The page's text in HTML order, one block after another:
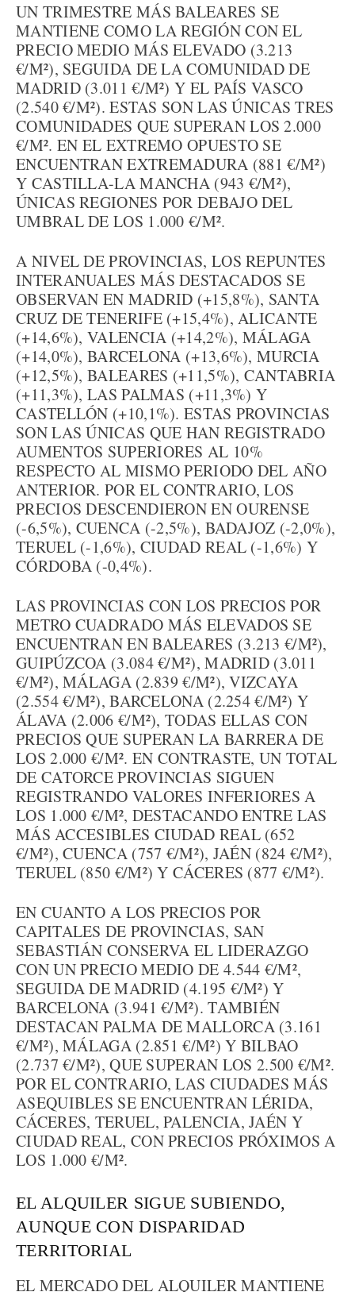
UN TRIMESTRE MÁS BALEARES SE
MANTIENE COMO LA REGIÓN CON EL
PRECIO MEDIO MÁS ELEVADO (3.213
€/M²), SEGUIDA DE LA COMUNIDAD DE
MADRID (3.011 €/M²) Y EL PAÍS VASCO
(2.540 €/M²). ESTAS SON LAS ÚNICAS TRES
COMUNIDADES QUE SUPERAN LOS 2.000
€/M². EN EL EXTREMO OPUESTO SE
ENCUENTRAN EXTREMADURA (881 €/M²)
Y CASTILLA-LA MANCHA (943 €/M²),
ÚNICAS REGIONES POR DEBAJO DEL
UMBRAL DE LOS 1.000 €/M².
A NIVEL DE PROVINCIAS, LOS REPUNTES
INTERANUALES MÁS DESTACADOS SE
OBSERVAN EN MADRID (+15,8%), SANTA
CRUZ DE TENERIFE (+15,4%), ALICANTE
(+14,6%), VALENCIA (+14,2%), MÁLAGA
(+14,0%), BARCELONA (+13,6%), MURCIA
(+12,5%), BALEARES (+11,5%), CANTABRIA
(+11,3%), LAS PALMAS (+11,3%) Y
CASTELLÓN (+10,1%). ESTAS PROVINCIAS
SON LAS ÚNICAS QUE HAN REGISTRADO
AUMENTOS SUPERIORES AL 10%
RESPECTO AL MISMO PERIODO DEL AÑO
ANTERIOR. POR EL CONTRARIO, LOS
PRECIOS DESCENDIERON EN OURENSE
(-6,5%), CUENCA (-2,5%), BADAJOZ (-2,0%),
TERUEL (-1,6%), CIUDAD REAL (-1,6%) Y
CÓRDOBA (-0,4%).
LAS PROVINCIAS CON LOS PRECIOS POR
METRO CUADRADO MÁS ELEVADOS SE
ENCUENTRAN EN BALEARES (3.213 €/M²),
GUIPÚZCOA (3.084 €/M²), MADRID (3.011
€/M²), MÁLAGA (2.839 €/M²), VIZCAYA
(2.554 €/M²), BARCELONA (2.254 €/M²) Y
ÁLAVA (2.006 €/M²), TODAS ELLAS CON
PRECIOS QUE SUPERAN LA BARRERA DE
LOS 2.000 €/M². EN CONTRASTE, UN TOTAL
DE CATORCE PROVINCIAS SIGUEN
REGISTRANDO VALORES INFERIORES A
LOS 1.000 €/M², DESTACANDO ENTRE LAS
MÁS ACCESIBLES CIUDAD REAL (652
€/M²), CUENCA (757 €/M²), JAÉN (824 €/M²),
TERUEL (850 €/M²) Y CÁCERES (877 €/M²).
EN CUANTO A LOS PRECIOS POR
CAPITALES DE PROVINCIAS, SAN
SEBASTIÁN CONSERVA EL LIDERAZGO
CON UN PRECIO MEDIO DE 4.544 €/M²,
SEGUIDA DE MADRID (4.195 €/M²) Y
BARCELONA (3.941 €/M²). TAMBIÉN
DESTACAN PALMA DE MALLORCA (3.161
€/M²), MÁLAGA (2.851 €/M²) Y BILBAO
(2.737 €/M²), QUE SUPERAN LOS 2.500 €/M².
POR EL CONTRARIO, LAS CIUDADES MÁS
ASEQUIBLES SE ENCUENTRAN LÉRIDA,
CÁCERES, TERUEL, PALENCIA, JAÉN Y
CIUDAD REAL, CON PRECIOS PRÓXIMOS A
LOS 1.000 €/M².
EL ALQUILER SIGUE SUBIENDO,
AUNQUE CON DISPARIDAD
TERRITORIAL
EL MERCADO DEL ALQUILER MANTIENE